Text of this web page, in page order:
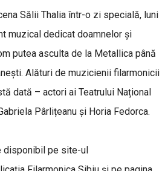
Sălii Thalia într-o zi specială, luni
muzical dedicat doamnelor și
putea asculta de la Metallica până
Alături de muzicienii filarmonicii
dată – actori ai Teatrului Național
Pârlițeanu și Horia Fedorca.
disponibil pe site-ul